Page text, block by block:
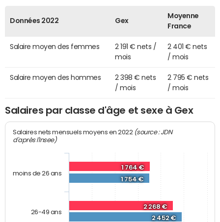
Données 2022 Gex
Moyenne
France
Salaire moyen des femmes
2 191 € nets /
mois
2 401 € nets
/ mois
Salaire moyen des hommes
2 398 € nets
/ mois
2 795 € nets
/ mois
Salaires par classe d'âge et sexe à Gex
Salaires nets mensuels moyens en 2022 (source : JDN
d'après l'Insee)
1 764 €
2 268 €
1 754 €
2 452 €
moins de 26 ans
26-49 ans